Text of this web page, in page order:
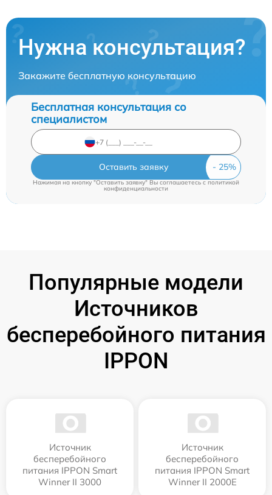
Нужна консультация?
Закажите бесплатную консультацию
Бесплатная консультация со
специалистом
Оставить заявку
Нажимая на кнопку "Оставить заявку" Вы соглашаетесь cполитикой
конфиденциальности
Популярные модели
Источников
бесперебойного питания
IPPON
Источник
бесперебойного
питания IPPON Smart
Winner II 3000
Источник
бесперебойного
питания IPPON Smart
Winner II 2000E